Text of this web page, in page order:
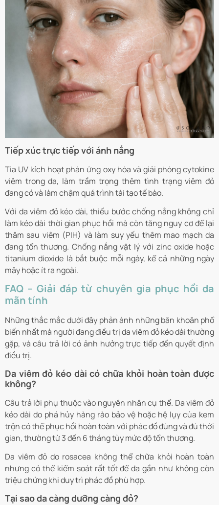
Tiếp xúc trực tiếp với ánh nắng
Tia UV kích hoạt phản ứng oxy hóa và giải phóng cytokine
viêm trong da, làm trầm trọng thêm tình trạng viêm đỏ
đang có và làm chậm quá trình tái tạo tế bào.
Với da viêm đỏ kéo dài, thiếu bước chống nắng không chỉ
làm kéo dài thời gian phục hồi mà còn tăng nguy cơ để lại
thâm sau viêm (PIH) và làm suy yếu thêm mao mạch da
đang tổn thương. Chống nắng vật lý với zinc oxide hoặc
titanium dioxide là bắt buộc mỗi ngày, kể cả những ngày
mây hoặc ít ra ngoài.
FAQ – Giải đáp từ chuyên gia phục hồi da
mãn tính
Những thắc mắc dưới đây phản ánh những băn khoăn phổ
biến nhất mà người đang điều trị da viêm đỏ kéo dài thường
gặp, và câu trả lời có ảnh hưởng trực tiếp đến quyết định
điều trị.
Da viêm đỏ kéo dài có chữa khỏi hoàn toàn được
không?
Câu trả lời phụ thuộc vào nguyên nhân cụ thể. Da viêm đỏ
kéo dài do phá hủy hàng rào bảo vệ hoặc hệ lụy của kem
trộn có thể phục hồi hoàn toàn với phác đồ đúng và đủ thời
gian, thường từ 3 đến 6 tháng tùy mức độ tổn thương.
Da viêm đỏ do rosacea không thể chữa khỏi hoàn toàn
nhưng có thể kiểm soát rất tốt để da gần như không còn
triệu chứng khi duy trì phác đồ phù hợp.
Tại sao da càng dưỡng càng đỏ?